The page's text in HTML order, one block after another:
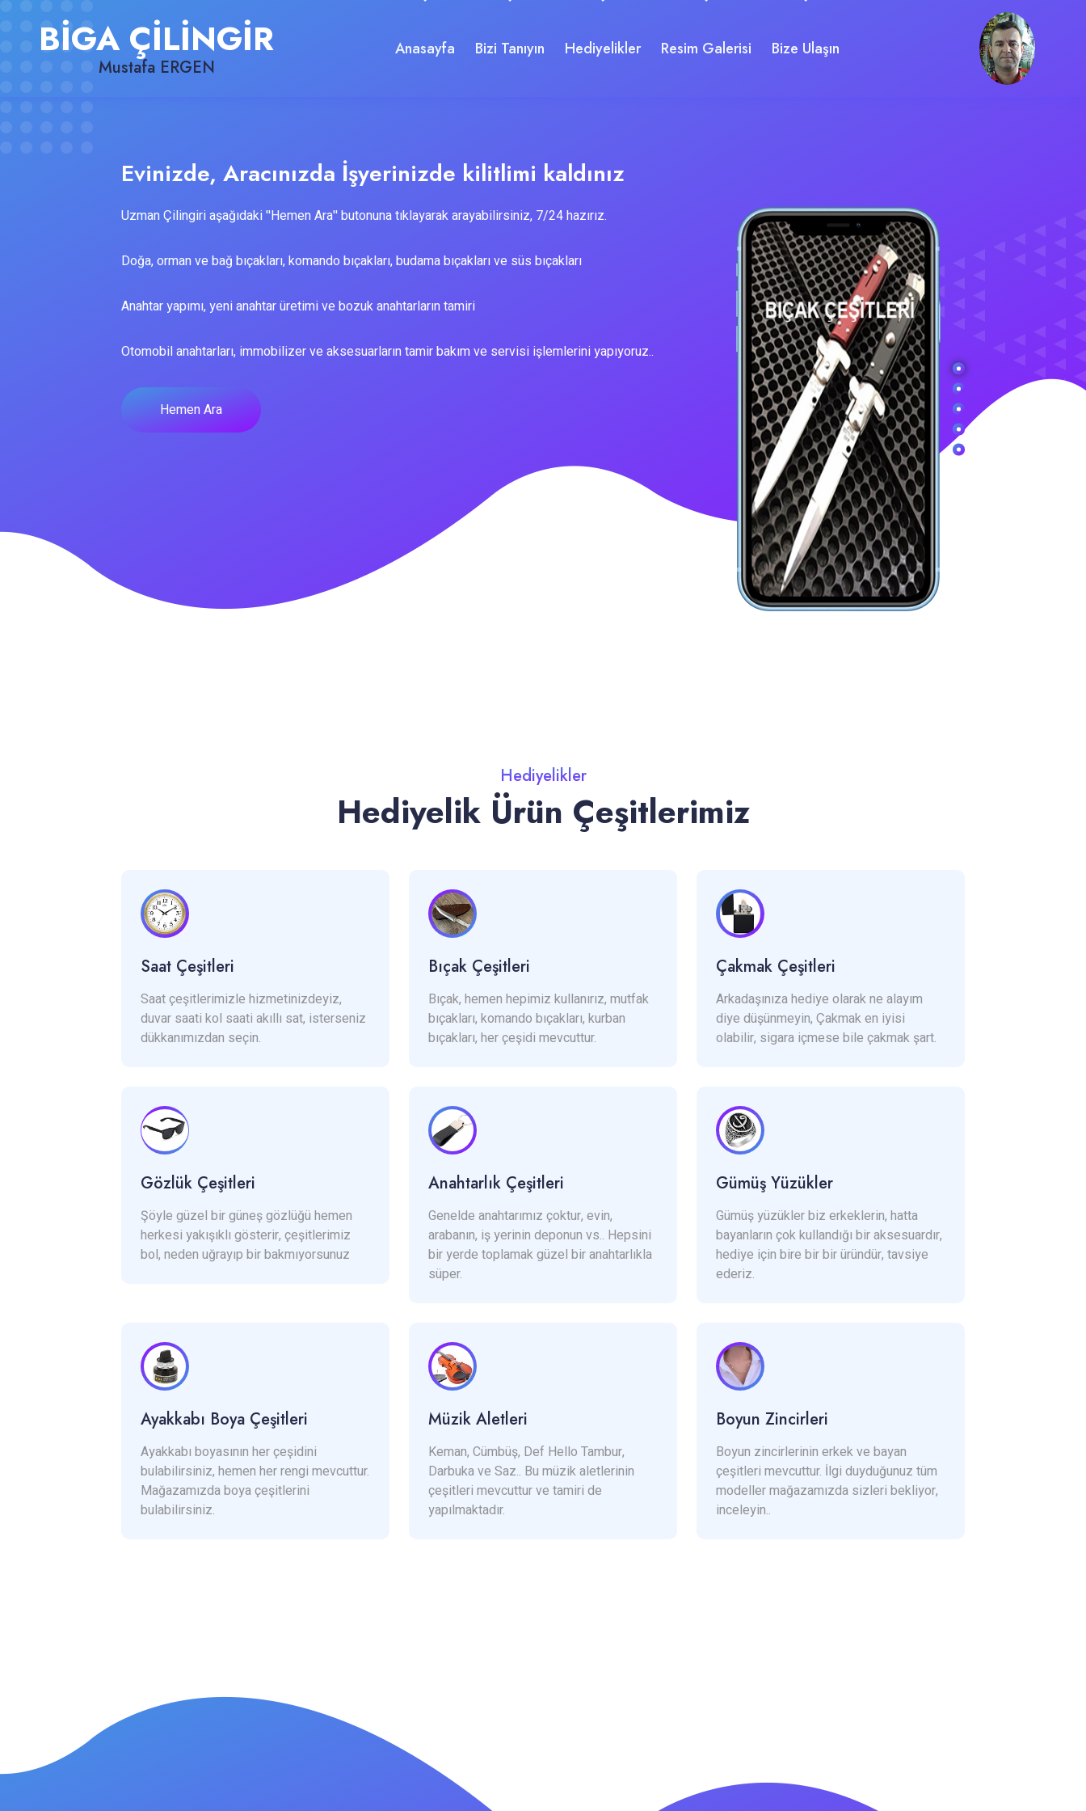
BİGA ÇİLİNGİR
Mustafa ERGEN
Anasayfa Bizi Tanıyın Hediyelikler Resim Galerisi Bize Ulaşın
Evinizde, Aracınızda İşyerinizde kilitlimi kaldınız
Uzman Çilingiri aşağıdaki ''Hemen Ara'' butonuna tıklayarak arayabilirsiniz, 7/24 hazırız.
Doğa, orman ve bağ bıçakları, komando bıçakları, budama bıçakları ve süs bıçakları
Anahtar yapımı, yeni anahtar üretimi ve bozuk anahtarların tamiri
Otomobil anahtarları, immobilizer ve aksesuarların tamir bakım ve servisi işlemlerini yapıyoruz..
Hemen Ara
Hediyelikler
Hediyelik Ürün Çeşitlerimiz
Saat Çeşitleri
Saat çeşitlerimizle hizmetinizdeyiz,
duvar saati kol saati akıllı sat, isterseniz
dükkanımızdan seçin.
Bıçak Çeşitleri
Bıçak, hemen hepimiz kullanırız, mutfak
bıçakları, komando bıçakları, kurban
bıçakları, her çeşidi mevcuttur.
Çakmak Çeşitleri
Arkadaşınıza hediye olarak ne alayım
diye düşünmeyin, Çakmak en iyisi
olabilir, sigara içmese bile çakmak şart.
Gözlük Çeşitleri
Şöyle güzel bir güneş gözlüğü hemen
herkesi yakışıklı gösterir, çeşitlerimiz
bol, neden uğrayıp bir bakmıyorsunuz
Anahtarlık Çeşitleri
Genelde anahtarımız çoktur, evin,
arabanın, iş yerinin deponun vs.. Hepsini
bir yerde toplamak güzel bir anahtarlıkla
süper.
Gümüş Yüzükler
Gümüş yüzükler biz erkeklerin, hatta
bayanların çok kullandığı bir aksesuardır,
hediye için bire bir bir üründür, tavsiye
ederiz.
Ayakkabı Boya Çeşitleri
Ayakkabı boyasının her çeşidini
bulabilirsiniz, hemen her rengi mevcuttur.
Mağazamızda boya çeşitlerini
bulabilirsiniz.
Müzik Aletleri
Keman, Cümbüş, Def Hello Tambur,
Darbuka ve Saz.. Bu müzik aletlerinin
çeşitleri mevcuttur ve tamiri de
yapılmaktadır.
Boyun Zincirleri
Boyun zincirlerinin erkek ve bayan
çeşitleri mevcuttur. İlgi duyduğunuz tüm
modeller mağazamızda sizleri bekliyor,
inceleyin..